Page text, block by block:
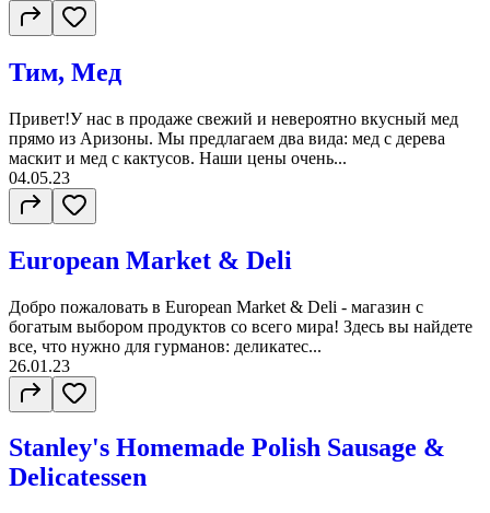
Тим, Мед
Привет!У нас в продаже свежий и невероятно вкусный мед
прямо из Аризоны. Мы предлагаем два вида: мед с дерева
маскит и мед с кактусов. Наши цены очень...
04.05.23
European Market & Deli
Добро пожаловать в European Market & Deli - магазин с
богатым выбором продуктов со всего мира! Здесь вы найдете
все, что нужно для гурманов: деликатес...
26.01.23
Stanley's Homemade Polish Sausage &
Delicatessen